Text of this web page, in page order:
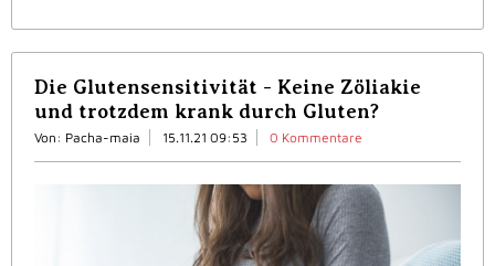
Die Glutensensitivität - Keine Zöliakie
und trotzdem krank durch Gluten?
Von: Pacha-maia 15.11.21 09:53 0 Kommentare